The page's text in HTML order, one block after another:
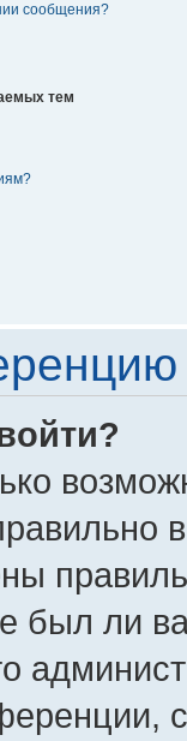
сообщения?
тем
был ли